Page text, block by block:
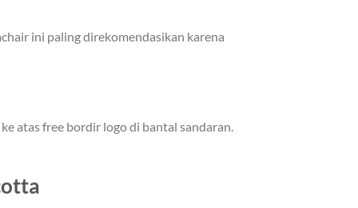
ini paling direkomendasikan karena
atas free bordir logo di bantal sandaran.